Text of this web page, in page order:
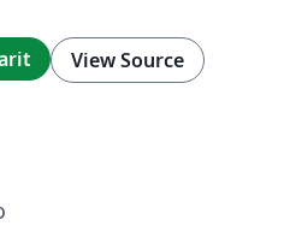
View Source